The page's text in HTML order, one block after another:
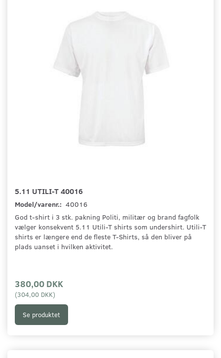
5.11 UTILI-T 40016
Model/varenr.: 40016
God t-shirt i 3 stk. pakning Politi, militær og brand fagfolk
vælger konsekvent 5.11 Utili-T shirts som undershirt. Utili-T
shirts er længere end de fleste T-Shirts, så den bliver på
plads uanset i hvilken aktivitet.
380,00 DKK
(304,00 DKK)
Se produktet